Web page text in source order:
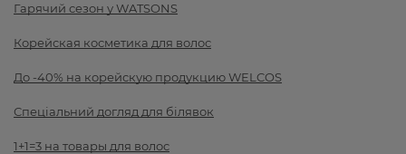
Гарячий сезон у WATSONS
Корейская косметика для волос
До -40% на корейскую продукцию WELCOS
Спеціальний догляд для білявок
1+1=3 на товары для волос